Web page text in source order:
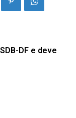
DF e deve